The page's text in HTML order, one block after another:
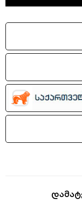
quantity